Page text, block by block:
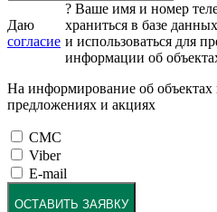
Даю
согласие
? Ваше имя и номер
храниться в базе
и использоваться для
информации об
На информирование об
предложениях и акциях
СМС
Viber
E-mail
ОСТАВИТЬ ЗАЯВКУ